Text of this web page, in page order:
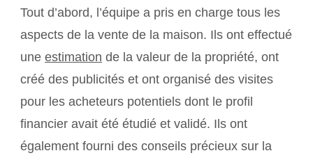
Tout d’abord, l’équipe a pris en charge tous les
aspects de la vente de la maison. Ils ont effectué
une estimation de la valeur de la propriété, ont
créé des publicités et ont organisé des visites
pour les acheteurs potentiels dont le profil
financier avait été étudié et validé. Ils ont
également fourni des conseils précieux sur la